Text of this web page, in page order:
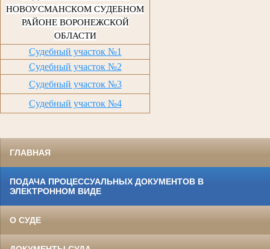
НОВОУСМАНСКОМ СУДЕБНОМ
РАЙОНЕ ВОРОНЕЖСКОЙ
ОБЛАСТИ
Судебный участок №1
Судебный участок №2
Судебный участок №3
Судебный участок №4
ГЛАВНАЯ
ПОДАЧА ПРОЦЕССУАЛЬНЫХ ДОКУМЕНТОВ В
ЭЛЕКТРОННОМ ВИДЕ
О СУДЕ